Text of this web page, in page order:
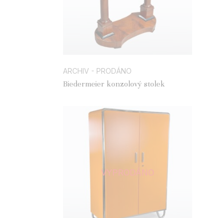
ARCHIV - PRODÁNO
Biedermeier konzolový stolek
VYPRODÁNO